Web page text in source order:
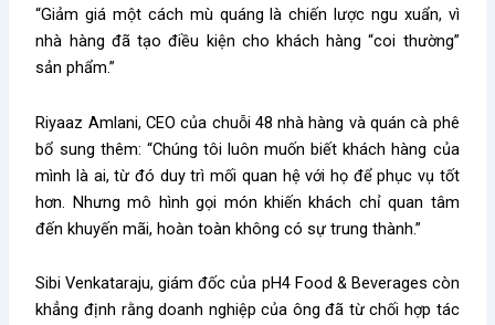
“Giảm giá một cách mù quáng là chiến lược ngu xuẩn, vì
nhà hàng đã tạo điều kiện cho khách hàng “coi thường”
sản phẩm.”
Riyaaz Amlani, CEO của chuỗi 48 nhà hàng và quán cà phê
bổ sung thêm: “Chúng tôi luôn muốn biết khách hàng của
mình là ai, từ đó duy trì mối quan hệ với họ để phục vụ tốt
hơn. Nhưng mô hình gọi món khiến khách chỉ quan tâm
đến khuyến mãi, hoàn toàn không có sự trung thành.”
Sibi Venkataraju, giám đốc của pH4 Food & Beverages còn
khẳng định rằng doanh nghiệp của ông đã từ chối hợp tác